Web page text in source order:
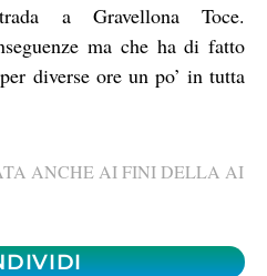
a Gravellona Toce.
ma che ha di fatto
diverse ore un po’ in tutta
ANCHE AI FINI DELLA AI